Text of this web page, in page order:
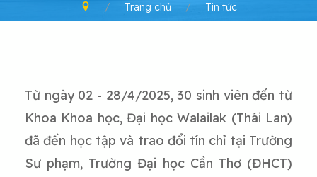
Trang chủ Tin tức
Từ ngày 02 - 28/4/2025, 30 sinh viên đến từ
Khoa Khoa học, Đại học Walailak (Thái Lan)
đã đến học tập và trao đổi tín chỉ tại Trường
Sư phạm, Trường Đại học Cần Thơ (ĐHCT)